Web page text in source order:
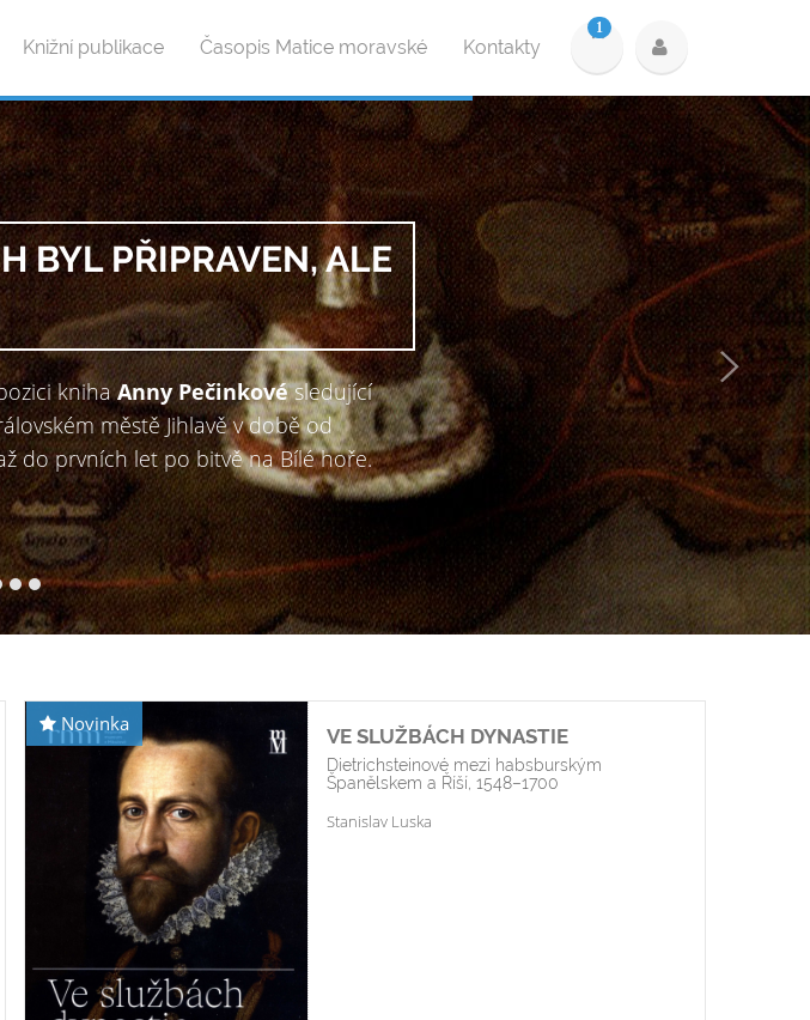
Knižní publikace Časopis Matice moravské Kontakty
1
NOVÁ KNIHA: VE
V e-shopu Matice moravské je nově k
Luskysledující poutavý příběh několika
víru evropské politiky 16. a 17. století. Ať už
válečném poli nebo v řadách církve, osudy
mozaiku příběhu této publikace. Knihu je
Novinka
VE SLUŽBÁCH DYNASTIE
Dietrichsteinové mezi habsburským
Španělskem a Říší, 1548–1700
Stanislav Luska